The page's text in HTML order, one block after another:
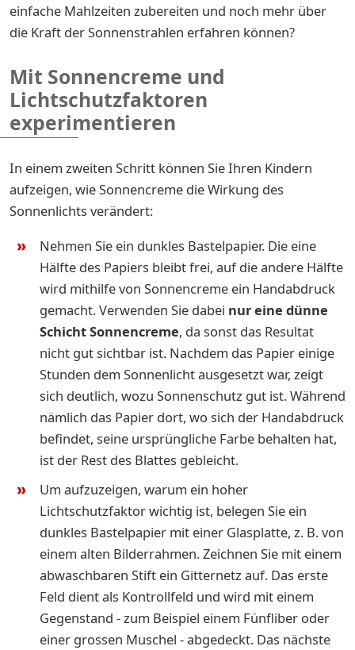
einfache Mahlzeiten zubereiten und noch mehr über
die Kraft der Sonnenstrahlen erfahren können?
Mit Sonnencreme und
Lichtschutzfaktoren
experimentieren
In einem zweiten Schritt können Sie Ihren Kindern
aufzeigen, wie Sonnencreme die Wirkung des
Sonnenlichts verändert:
Nehmen Sie ein dunkles Bastelpapier. Die eine
Hälfte des Papiers bleibt frei, auf die andere Hälfte
wird mithilfe von Sonnencreme ein Handabdruck
gemacht. Verwenden Sie dabei nur eine dünne
Schicht Sonnencreme, da sonst das Resultat
nicht gut sichtbar ist. Nachdem das Papier einige
Stunden dem Sonnenlicht ausgesetzt war, zeigt
sich deutlich, wozu Sonnenschutz gut ist. Während
nämlich das Papier dort, wo sich der Handabdruck
befindet, seine ursprüngliche Farbe behalten hat,
ist der Rest des Blattes gebleicht.
Um aufzuzeigen, warum ein hoher
Lichtschutzfaktor wichtig ist, belegen Sie ein
dunkles Bastelpapier mit einer Glasplatte, z. B. von
einem alten Bilderrahmen. Zeichnen Sie mit einem
abwaschbaren Stift ein Gitternetz auf. Das erste
Feld dient als Kontrollfeld und wird mit einem
Gegenstand - zum Beispiel einem Fünfliber oder
einer grossen Muschel - abgedeckt. Das nächste